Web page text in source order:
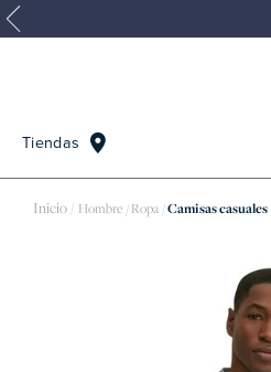
Tiendas
Hombre Ropa Camisas casuales